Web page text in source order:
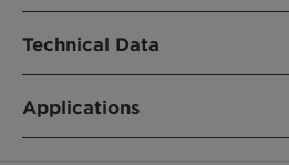
Product properties:
free of alkylphenol
製品機能
Nonionic emulsifier
Technical Data
Applications